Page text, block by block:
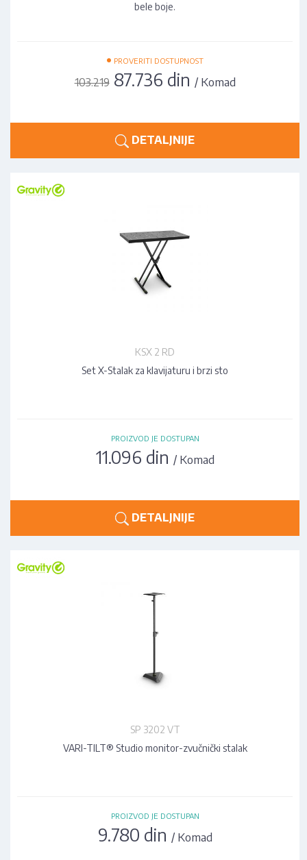
bele boje.
• PROVERITI DOSTUPNOST
103.21987.736 din / Komad
DETALJNIJE
KSX 2 RD
Set X-Stalak za klavijaturu i brzi sto
PROIZVOD JE DOSTUPAN
11.096 din / Komad
DETALJNIJE
SP 3202 VT
VARI-TILT® Studio monitor-zvučnički stalak
PROIZVOD JE DOSTUPAN
9.780 din / Komad